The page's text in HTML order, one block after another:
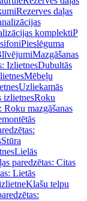
Rezerves daļas
komplektiP
Pieslēguma
Mazgāšanas
IzlietnesDubultās
Mēbeļu
Uzliekamās
izlietnesRoku
Roku mazgāšanas
Stūra
Lielās
paredzētas: Citas
Lietās
Klašu telpu